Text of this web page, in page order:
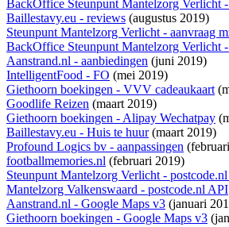
BackOffice Steunpunt Mantelzorg Verlicht
Baillestavy.eu - reviews (augustus 2019)
Steunpunt Mantelzorg Verlicht - aanvraag
BackOffice Steunpunt Mantelzorg Verlicht
Aanstrand.nl - aanbiedingen (juni 2019)
IntelligentFood - FO (mei 2019)
Giethoorn boekingen - VVV cadeaukaart
Goodlife Reizen (maart 2019)
Giethoorn boekingen - Alipay Wechatpay
Baillestavy.eu - Huis te huur(maart 2019)
Profound Logics bv - aanpassingen
footballmemories.nl (februari 2019)
Steunpunt Mantelzorg Verlicht -
Mantelzorg Valkenswaard - postcode.nl API
Aanstrand.nl - Google Maps v3 (januari
Giethoorn boekingen - Google Maps v3